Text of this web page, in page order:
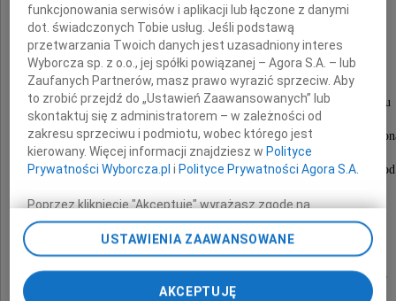
Paweł Biernacki
artysta malarz
Nabożeństwo żałobne odbędzie się w Radomiu
24 listopada 2009 roku o godzinie 12
w kościele pw. Zesłania Ducha Świętego (ulica
po czym nastąpi odprowadzenie śp. Taty
na cmentarz parafialny przy ulicy Ofiar Firleja (wjazd
Pogrążeni w smutku
Stella, Julia, Emilka, Filip, Mateusz, rodzina
funkcjonowania serwisów i aplikacji lub łączone z danymi
dot. świadczonych Tobie usług. Jeśli podstawą
przetwarzania Twoich danych jest uzasadniony interes
Wyborcza sp. z o.o., jej spółki powiązanej – Agora S.A. – lub
Zaufanych Partnerów, masz prawo wyrazić sprzeciw. Aby
to zrobić przejdź do „Ustawień Zaawansowanych” lub
skontaktuj się z administratorem – w zależności od
zakresu sprzeciwu i podmiotu, wobec którego jest
kierowany. Więcej informacji znajdziesz wPolityce
Prywatności Wyborcza.pl iPolityce Prywatności Agora S.A.
Poprzez kliknięcie "Akceptuję" wyrażasz zgodę na
zainstalowanie i przechowywanie plików typu cookie
Wyborczej sp. z o. o. jej Zaufanych Partnerów i Agora S.A.
na Twoim urządzeniu końcowym. Możesz też w każdej
chwili zmienić swoje preferencje dot. plików cookie,
ponownie wywołując narzędzie do zarządzania Twoimi
USTAWIENIA ZAAWANSOWANE
AKCEPTUJĘ